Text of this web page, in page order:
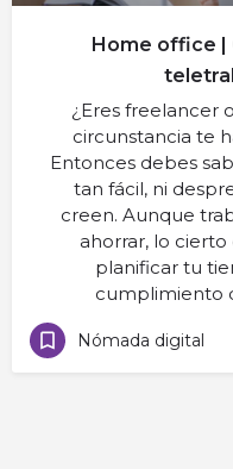
Home office |
¿Eres freelancer
circunstancia te
Entonces debes
tan fácil, ni
creen. Aunque
ahorrar, lo cierto
planificar tu
cumplimiento
Nómada digital